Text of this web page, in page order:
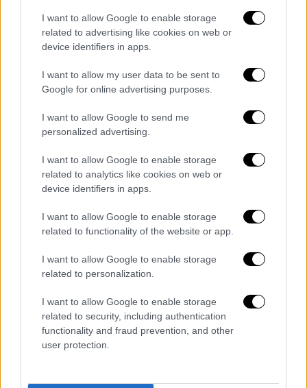
I want to allow Google to enable storage
related to advertising like cookies on web or
device identifiers in apps.
I want to allow my user data to be sent to
Google for online advertising purposes.
I want to allow Google to send me
personalized advertising.
I want to allow Google to enable storage
related to analytics like cookies on web or
device identifiers in apps.
I want to allow Google to enable storage
related to functionality of the website or app.
I want to allow Google to enable storage
related to personalization.
I want to allow Google to enable storage
related to security, including authentication
functionality and fraud prevention, and other
user protection.
Ιστορία|16.02.2026 12:01
«Ανοιχτός σε διάλογο με τις αρμόδιες
συλλέκτης για τις ιστορικές
φωτογραφίες
«Δεν έχει ληφθεί ακόμη απόφαση για
πώληση»